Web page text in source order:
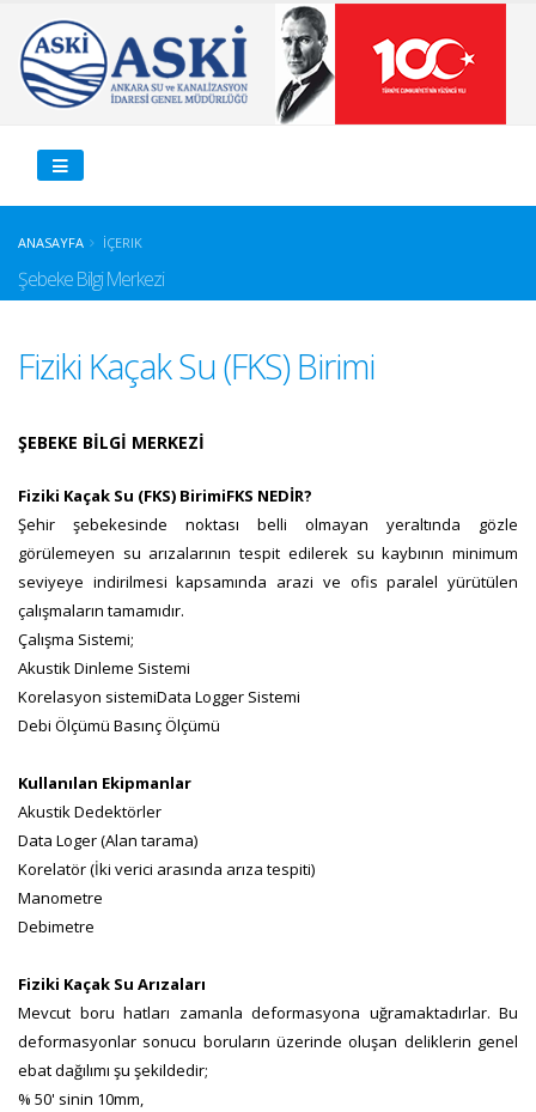
ANASAYFA İÇERIK
Şebeke Bilgi Merkezi
Fiziki Kaçak Su (FKS) Birimi
ŞEBEKE BİLGİ MERKEZİ
Fiziki Kaçak Su (FKS) BirimiFKS NEDİR?
Şehir şebekesinde noktası belli olmayan yeraltında gözle
görülemeyen su arızalarının tespit edilerek su kaybının minimum
seviyeye indirilmesi kapsamında arazi ve ofis paralel yürütülen
çalışmaların tamamıdır.
Çalışma Sistemi;
Akustik Dinleme Sistemi
Korelasyon sistemiData Logger Sistemi
Debi Ölçümü Basınç Ölçümü
Kullanılan Ekipmanlar
Akustik Dedektörler
Data Loger (Alan tarama)
Korelatör (İki verici arasında arıza tespiti)
Manometre
Debimetre
Fiziki Kaçak Su Arızaları
Mevcut boru hatları zamanla deformasyona uğramaktadırlar. Bu
deformasyonlar sonucu boruların üzerinde oluşan deliklerin genel
ebat dağılımı şu şekildedir;
% 50' sinin 10mm,